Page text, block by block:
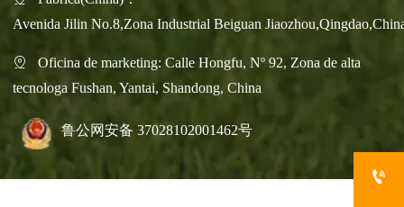
Avenida Jilin No.8,Zona Industrial Beiguan

Oficina de marketing: Calle Hongfu, Nº 92, Zona de alta
tecnologa Fushan, Yantai, Shandong, China
鲁公网安备 37028102001462号
